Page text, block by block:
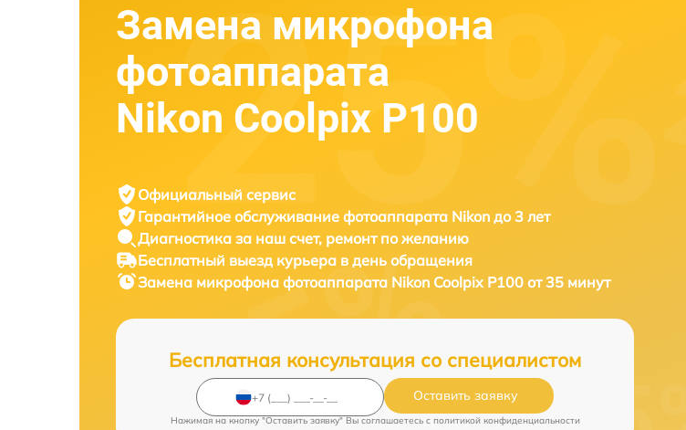
Замена микрофона
фотоаппарата
Nikon Coolpix P100
Официальный сервис
Гарантийное обслуживание фотоаппарата Nikon до 3 лет
Диагностика за наш счет, ремонт по желанию
Бесплатный выезд курьера в день обращения
Замена микрофона фотоаппарата Nikon Coolpix P100 от 35 минут
Бесплатная консультация со специалистом
Оставить заявку
Нажимая на кнопку "Оставить заявку" Вы соглашаетесь c политикой конфиденциальности